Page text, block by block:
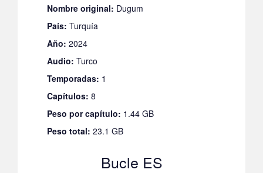
Nombre original: Dugum
País: Turquía
Año: 2024
Audio: Turco
Temporadas: 1
Capítulos: 8
Peso por capítulo: 1.44 GB
Peso total: 23.1 GB
Bucle ES